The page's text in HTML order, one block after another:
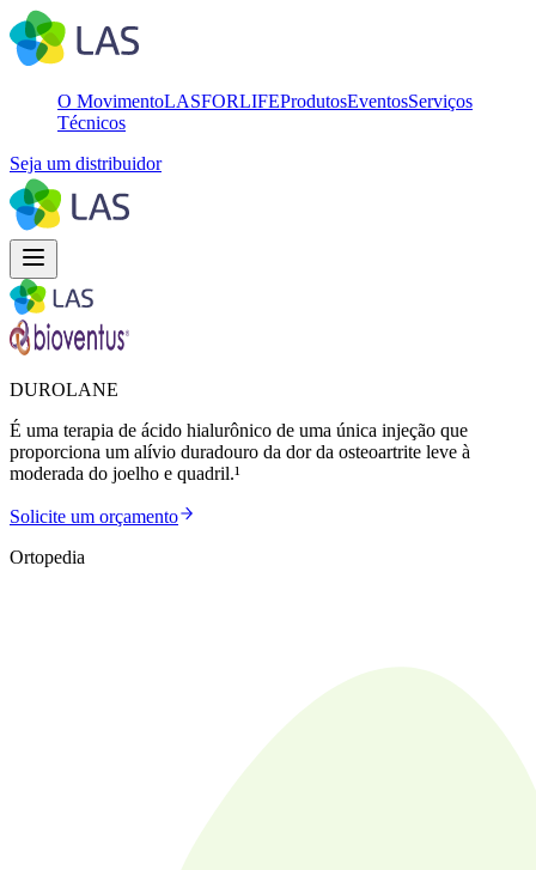
O MovimentoLASFORLIFEProdutosEventosServiços
Técnicos
Seja um distribuidor
DUROLANE
É uma terapia de ácido hialurônico de uma única injeção que
proporciona um alívio duradouro da dor da osteoartrite leve à
moderada do joelho e quadril.¹
Solicite um orçamento
Ortopedia